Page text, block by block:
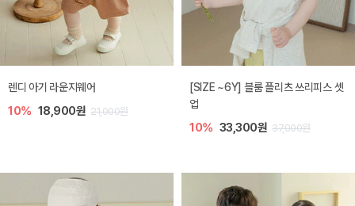
렌디 아기 라운지웨어
10% 18,900원 21,000원
[SIZE ~6Y] 블룸 플리츠 쓰리피스 셋
업
10% 33,300원 37,000원